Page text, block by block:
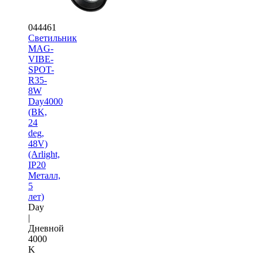
044461
Светильник
MAG-
VIBE-
SPOT-
R35-
8W
Day4000
(BK,
24
deg,
48V)
(Arlight,
IP20
Металл,
5
лет)
Day
|
Дневной
4000
K